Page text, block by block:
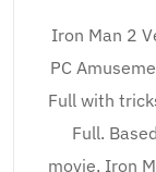
Iron Man 2
PC
Full with
Full.
movie, Iron